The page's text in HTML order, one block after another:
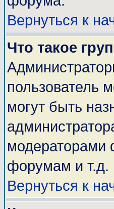
Вернуться к
Что такое
пользователь
могут быть
модераторами
форумам и т.д.
Вернуться к